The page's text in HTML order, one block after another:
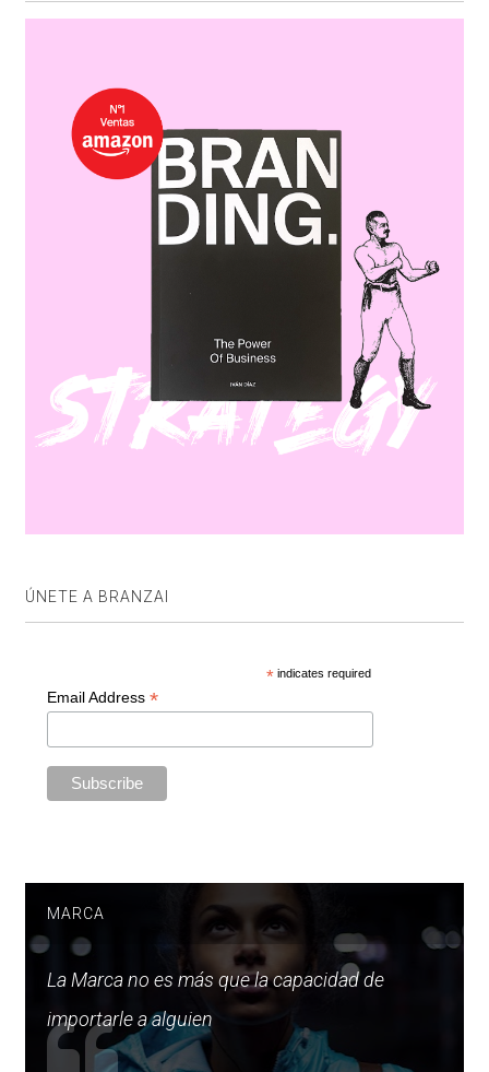
ÚNETE A BRANZAI
* indicates required
Email Address *
MARCA
La Marca no es más que la capacidad de
importarle a alguien